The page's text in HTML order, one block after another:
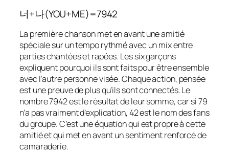
너+나(YOU+ME)=7942
La première chanson met en avant une amitié
spéciale sur un tempo rythmé avec un mix entre
parties chantées et rapées. Les six garçons
expliquent pourquoi ils sont faits pour être ensemble
avec l’autre personne visée. Chaque action, pensée
est une preuve de plus qu’ils sont connectés. Le
nombre 7942 est le résultat de leur somme, car si 79
n’a pas vraiment d’explication, 42 est le nom des fans
du groupe. C’est une équation qui est propre à cette
amitié et qui met en avant un sentiment renforcé de
camaraderie.